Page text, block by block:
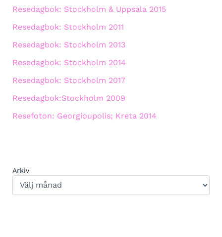
Resedagbok: Stockholm & Uppsala 2015
Resedagbok: Stockholm 2011
Resedagbok: Stockholm 2013
Resedagbok: Stockholm 2014
Resedagbok: Stockholm 2017
Resedagbok:Stockholm 2009
Resefoton: Georgioupolis; Kreta 2014
Arkiv